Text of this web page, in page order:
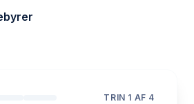
TRIN 1 AF 4